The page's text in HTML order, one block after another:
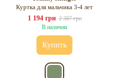
Куртка для мальчика 3-4 лет
1 194 грн 2 387 грн
В наличии
Купить